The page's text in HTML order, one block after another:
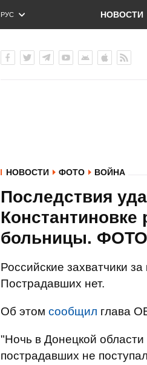
РУС
ENG
НОВОСТИ
НОВОСТИ ФОТО ВОЙНА
Последствия
больницы.
Российские захватчики
Пострадавших нет.
Об этом сообщил глава
"Ночь в Донецкой
пострадавших не